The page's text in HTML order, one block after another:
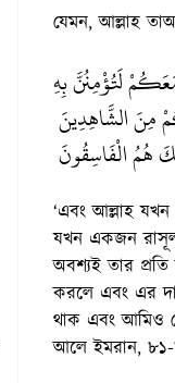
যেমন, আল্লাহ
لَتُؤْمِنُنَّ بِهِ
مِنَ الشَّاهِدِينَ
هُمُ الْفَاسِقُونَ
‘এবং আল্লাহ যখন
যখন একজন রাসূল
অবশ্যই তার প্রতি
করলে এবং এর
থাক এবং আমিও
আলে ইমরান,